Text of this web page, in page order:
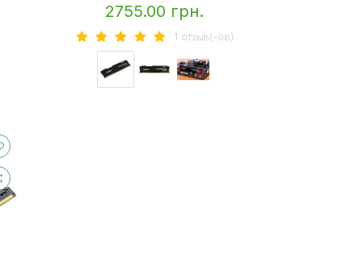
2755.00 грн.
1 отзыв(-ов)